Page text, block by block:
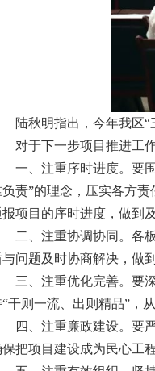
陆秋明指出，今年我区
对于下一步项目推进工
一、注重序时进度。要
负责”的理念，压实各方
项目的序时进度，做到
二、注重协调协同。各
与问题及时协商解决，做
三、注重优化完善。要
干则一流、出则精品”，
四、注重廉政建设。要
把项目建设成为民心工